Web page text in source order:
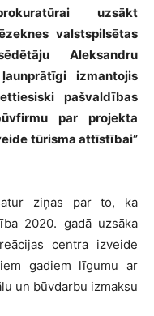
uzsākt
valstspilsētas
Aleksandru
izmantojis
pašvaldības
par projekta
tūrisma attīstībai”
ziņas par to, ka
2020. gadā uzsāka
centra izveide
gadiem līgumu ar
un būvdarbu izmaksu